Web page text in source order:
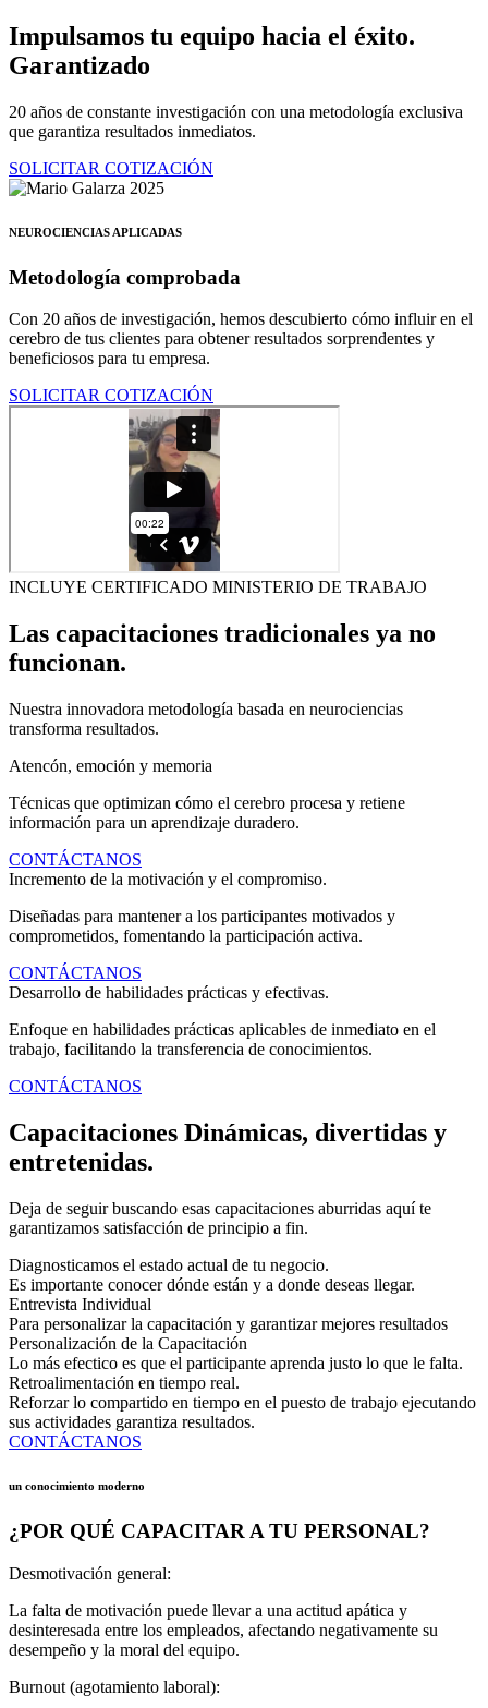
Ir
al
contenido
Impulsamos tu equipo hacia el éxito.
Garantizado
20 años de constante investigación con una metodología exclusiva
que garantiza resultados inmediatos.
SOLICITAR COTIZACIÓN
NEUROCIENCIAS APLICADAS
Metodología comprobada
Con 20 años de investigación, hemos descubierto cómo influir en el
cerebro de tus clientes para obtener resultados sorprendentes y
beneficiosos para tu empresa.
SOLICITAR COTIZACIÓN
INCLUYE CERTIFICADO MINISTERIO DE TRABAJO
Las capacitaciones tradicionales ya no
funcionan.
Nuestra innovadora metodología basada en neurociencias
transforma resultados.
Atencón, emoción y memoria
Técnicas que optimizan cómo el cerebro procesa y retiene
información para un aprendizaje duradero.
CONTÁCTANOS
Incremento de la motivación y el compromiso.
Diseñadas para mantener a los participantes motivados y
comprometidos, fomentando la participación activa.
CONTÁCTANOS
Desarrollo de habilidades prácticas y efectivas.
Enfoque en habilidades prácticas aplicables de inmediato en el
trabajo, facilitando la transferencia de conocimientos.
CONTÁCTANOS
Capacitaciones Dinámicas, divertidas y
entretenidas.
Deja de seguir buscando esas capacitaciones aburridas aquí te
garantizamos satisfacción de principio a fin.
Diagnosticamos el estado actual de tu negocio.
Es importante conocer dónde están y a donde deseas llegar.
Entrevista Individual
Para personalizar la capacitación y garantizar mejores resultados
Personalización de la Capacitación
Lo más efectico es que el participante aprenda justo lo que le falta.
Retroalimentación en tiempo real.
Reforzar lo compartido en tiempo en el puesto de trabajo ejecutando
sus actividades garantiza resultados.
CONTÁCTANOS
un conocimiento moderno
¿POR QUÉ CAPACITAR A TU PERSONAL?
Desmotivación general:
La falta de motivación puede llevar a una actitud apática y
desinteresada entre los empleados, afectando negativamente su
desempeño y la moral del equipo.
Burnout (agotamiento laboral):